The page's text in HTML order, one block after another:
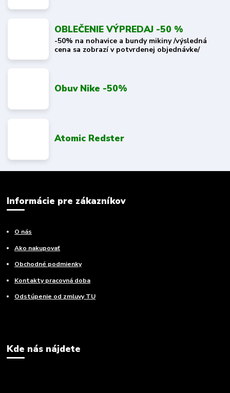
OBLEČENIE VÝPREDAJ -50 %
-50% na nohavice a bundy mikiny /výsledná
cena sa zobrazí v potvrdenej objednávke/
Obuv Nike -50%
Atomic Redster
Informácie pre zákazníkov
O nás
Ako nakupovať
Obchodné podmienky
Kontakty pracovná doba
Odstúpenie od zmluvy TU
Kde nás nájdete